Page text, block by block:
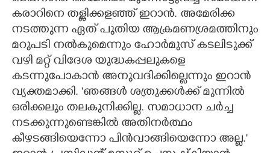
LITERATURE
ZOOM
CONTACT US
കരാറിനെ തള്ളിക്കളഞ്ഞ് ഇറാൻ. അമേരിക്ക
നടത്തുന്ന ഏത് പുതിയ ആക്രമണശ്രമത്തിനും
മറുപടി നൽകുമെന്നും ഹോർമുസ് കടലിടുക്ക്
വഴി മറ്റ്‌ വിദേശ യുദ്ധകപ്പലുകളെ
കടന്നുപോകാൻ അനുവദിക്കില്ലെന്നും ഇറാൻ
വ്യക്തമാക്കി. 'ഞങ്ങൾ ശത്രുക്കൾക്ക് മുന്നിൽ
ഒരിക്കലും തലകുനിക്കില്ല. സമാധാന ചർച്ച
നടക്കുന്നുണ്ടെങ്കിൽ അതിനർത്ഥം
കീഴടങ്ങിയെന്നോ പിൻവാങ്ങിയെന്നോ അല്ല.'